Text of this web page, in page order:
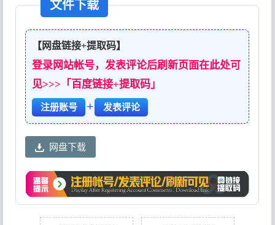
文件下载
【网盘链接+提取码】
登录网站帐号，发表评论后刷新页面在此处可
见>>>「百度链接+提取码」
注册账号 + 发表评论
网盘下载